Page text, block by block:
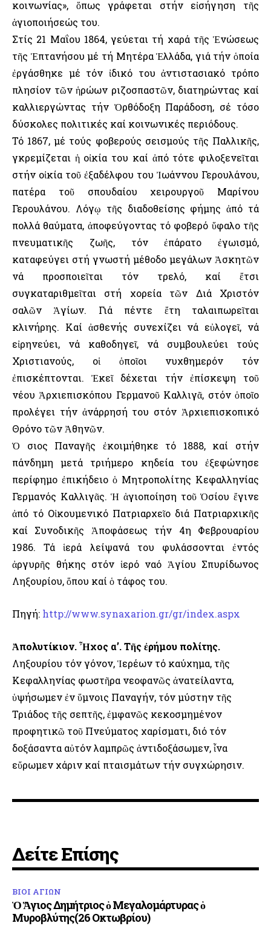
κοινωνίας», ὅπως γράφεται στήν εἰσήγηση τῆς
ἁγιοποιήσεώς του.
Στίς 21 Μαΐου 1864, γεύεται τή χαρά τῆς Ἑνώσεως
τῆς Ἑπτανήσου μέ τή Μητέρα Ἑλλάδα, γιά τήν ὁποία
ἐργάσθηκε μέ τόν ἰδικό του ἀντιστασιακό τρόπο
πλησίον τῶν ἡρώων ριζοσπαστῶν, διατηρώντας καί
καλλιεργώντας τήν Ὀρθόδοξη Παράδοση, σέ τόσο
δύσκολες πολιτικές καί κοινωνικές περιόδους.
Τό 1867, μέ τούς φοβερούς σεισμούς τῆς Παλλικῆς,
γκρεμίζεται ἡ οἰκία του καί ἀπό τότε φιλοξενεῖται
στήν οἰκία τοῦ ἐξαδέλφου του Ἰωάννου Γερουλάνου,
πατέρα τοῦ σπουδαίου χειρουργοῦ Μαρίνου
Γερουλάνου. Λόγῳ τῆς διαδοθείσης φήμης ἀπό τά
πολλά θαύματα, ἀποφεύγοντας τό φοβερό ὕφαλο τῆς
πνευματικῆς ζωῆς, τόν ἐπάρατο ἐγωισμό,
καταφεύγει στή γνωστή μέθοδο μεγάλων Ἀσκητῶν
νά προσποιεῖται τόν τρελό, καί ἔτσι
συγκαταριθμεῖται στή χορεία τῶν Διά Χριστόν
σαλῶν Ἁγίων. Γιά πέντε ἔτη ταλαιπωρεῖται
κλινήρης. Καί ἀσθενής συνεχίζει νά εὐλογεῖ, νά
εἰρηνεύει, νά καθοδηγεῖ, νά συμβουλεύει τούς
Χριστιανούς, οἱ ὁποῖοι νυχθημερόν τόν
ἐπισκέπτονται. Ἐκεῖ δέχεται τήν ἐπίσκεψη τοῦ
νέου Ἀρχιεπισκόπου Γερμανοῦ Καλλιγᾶ, στόν ὁποῖο
προλέγει τήν ἀνάρρησή του στόν Ἀρχιεπισκοπικό
Θρόνο τῶν Ἀθηνῶν.
Ὁ Ὅσιος Παναγῆς ἐκοιμήθηκε τό 1888, καί στήν
πάνδημη μετά τριήμερο κηδεία του ἐξεφώνησε
περίφημο ἐπικήδειο ὁ Μητροπολίτης Κεφαλληνίας
Γερμανός Καλλιγᾶς. Ἡ ἁγιοποίηση τοῦ Ὁσίου ἔγινε
ἀπό τό Οἰκουμενικό Πατριαρχεῖο διά Πατριαρχικῆς
καί Συνοδικῆς Ἀποφάσεως τήν 4η Φεβρουαρίου
1986. Τά ἱερά λείψανά του φυλάσσονται ἐντός
ἀργυρῆς θήκης στόν ἱερό ναό Ἁγίου Σπυρίδωνος
Ληξουρίου, ὅπου καί ὁ τάφος του.
Πηγή: http://www.synaxarion.gr/gr/index.aspx
Ἀπολυτίκιον. Ἦχος α’. Τῆς ἐρήμου πολίτης.
Ληξουρίου τόν γόνον, Ἱερέων τό καύχημα, τῆς
Κεφαλληνίας φωστῆρα νεοφανῶς ἀνατείλαντα,
ὑψήσωμεν ἐν ὕμνοις Παναγήν, τόν μύστην τῆς
Τριάδος τῆς σεπτῆς, ἐμφανῶς κεκοσμημένον
προφητικῶ τοῦ Πνεύματος χαρίσματι, διό τόν
δοξάσαντα αὐτόν λαμπρῶς ἀντιδοξάσωμεν, ἶνα
εὔρωμεν χάριν καί πταισμάτων τήν συγχώρησιν.
Δείτε Επίσης
ΒΙΟΙ ΑΓΙΩΝ
Ὁ Ἅγιος Δημήτριος ὁ Μεγαλομάρτυρας ὁ
Μυροβλύτης(26 Οκτωβρίου)